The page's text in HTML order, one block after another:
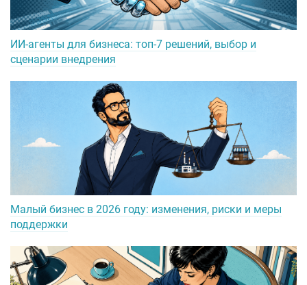
ИИ-агенты для бизнеса: топ-7 решений, выбор и
сценарии внедрения
Малый бизнес в 2026 году: изменения, риски и меры
поддержки